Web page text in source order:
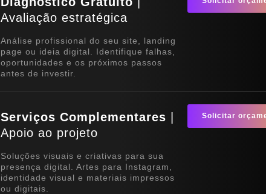
Avaliação estratégica
Análise profissional do seu site, landing
page ou ideia digital. Identifique falhas,
oportunidades e os próximos passos
antes de investir.
Serviços Complementares |
Apoio ao projeto
Soluções visuais e criativas para sua
presença digital. Artes para Instagram,
identidade visual e materiais impressos
ou digitais.
Solicitar